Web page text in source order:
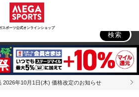
スポーツ公式オンラインショップ
ドア
検索
2026年10月1日(木) 価格改定のお知らせ